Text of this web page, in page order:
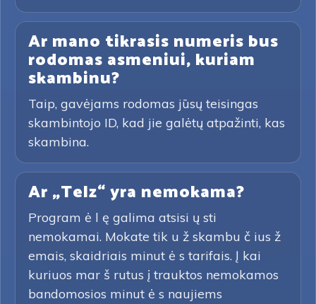
Ar mano tikrasis numeris bus
rodomas asmeniui, kuriam
skambinu?
Taip, gavėjams rodomas jūsų teisingas
skambintojo ID, kad jie galėtų atpažinti, kas
skambina.
Ar „Telz“ yra nemokama?
Program ė l ę galima atsisi ų sti
nemokamai. Mokate tik u ž skambu č ius ž
emais, skaidriais minut ė s tarifais. Į kai
kuriuos mar š rutus į trauktos nemokamos
bandomosios minut ė s naujiems